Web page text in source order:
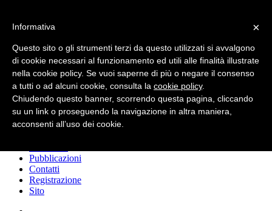
Dialogica
Conoscere lo shopper per migliorare le
vendite
Menu
Pubblicazioni
Contatti
Registrazione
Sito
×
Informativa
Questo sito o gli strumenti terzi da questo utilizzati si avvalgono
di cookie necessari al funzionamento ed utili alle finalità illustrate
nella cookie policy. Se vuoi saperne di più o negare il consenso
a tutti o ad alcuni cookie, consulta la cookie policy.
Chiudendo questo banner, scorrendo questa pagina, cliccando
su un link o proseguendo la navigazione in altra maniera,
acconsenti all’uso dei cookie.